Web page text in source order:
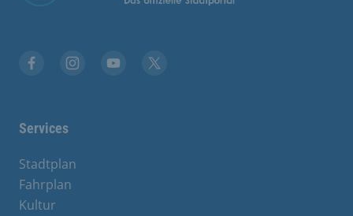
Services
Stadtplan
Fahrplan
Kultur